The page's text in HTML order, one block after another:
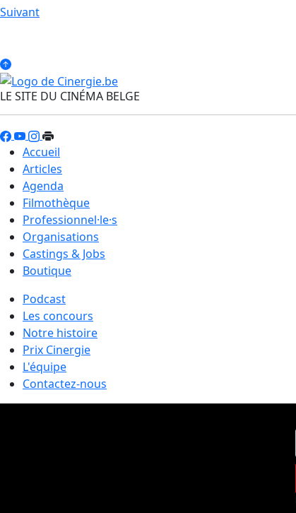
Suivant
LE SITE DU CINÉMA BELGE
Accueil
Articles
Agenda
Filmothèque
Professionnel·le·s
Organisations
Castings & Jobs
Boutique
Podcast
Les concours
Notre histoire
Prix Cinergie
L'équipe
Contactez-nous